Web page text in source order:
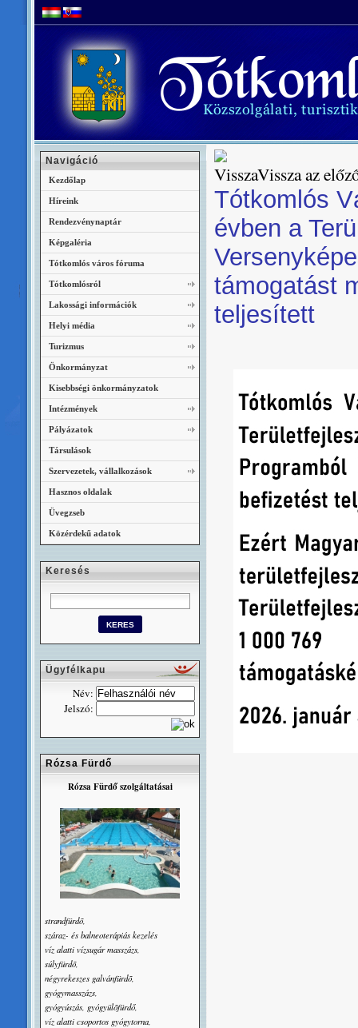
Vissza az
Tótkomlós
évben a
támogatást
teljesített
Navigáció
Kezdőlap
Híreink
Rendezvénynaptár
Képgaléria
Tótkomlós város fóruma
Tótkomlósról
Lakossági információk
Helyi média
Turizmus
Önkormányzat
Kisebbségi önkormányzatok
Intézmények
Pályázatok
Társulások
Szervezetek, vállalkozások
Hasznos oldalak
Üvegzseb
Közérdekű adatok
Keresés
Ügyfélkapu
Név:
Jelszó:
Rózsa Fürdő
Rózsa Fürdő szolgáltatásai
strandfürdõ,
száraz- és balneoterápiás kezelés
víz alatti vízsugár masszázs,
súlyfürdõ,
négyrekeszes galvánfürdõ,
gyógymasszázs,
gyógyúszás, gyógyülõfürdő,
víz alatti csoportos gyógytorna,